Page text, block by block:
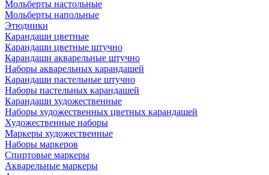
Мольберты настольные
Мольберты напольные
Этюдники
Карандаши цветные
Карандаши цветные штучно
Карандаши акварельные штучно
Наборы акварельных карандашей
Карандаши пастельные штучно
Наборы пастельных карандашей
Карандаши художественные
Наборы художественных цветных карандашей
Художественные наборы
Маркеры художественные
Наборы маркеров
Спиртовые маркеры
Акварельные маркеры